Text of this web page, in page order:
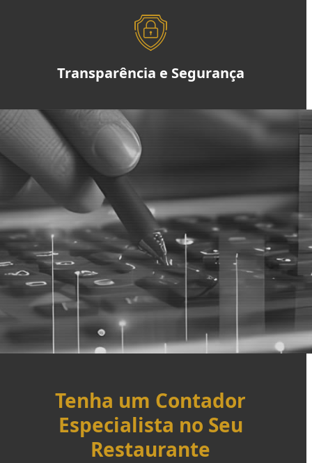
Transparência e Segurança
Tenha um Contador
Especialista no Seu
Restaurante